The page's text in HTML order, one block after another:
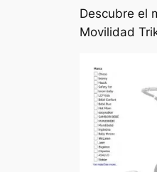
Descubre el
Movilidad